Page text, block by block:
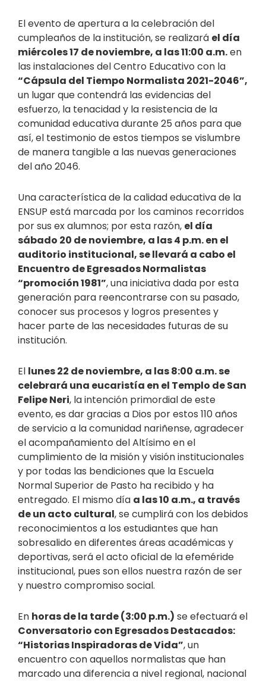
El evento de apertura a la celebración del
cumpleaños de la institución, se realizará el día
miércoles 17 de noviembre, a las 11:00 a.m.en
las instalaciones del Centro Educativo con la
“Cápsula del Tiempo Normalista 2021-2046”,
un lugar que contendrá las evidencias del
esfuerzo, la tenacidad y la resistencia de la
comunidad educativa durante 25 años para que
así, el testimonio de estos tiempos se vislumbre
de manera tangible a las nuevas generaciones
del año 2046.
Una característica de la calidad educativa de la
ENSUP está marcada por los caminos recorridos
por sus ex alumnos; por esta razón, el día
sábado 20 de noviembre, a las 4 p.m. en el
auditorio institucional, se llevará a cabo el
Encuentro de Egresados Normalistas
“promoción 1981”, una iniciativa dada por esta
generación para reencontrarse con su pasado,
conocer sus procesos y logros presentes y
hacer parte de las necesidades futuras de su
institución.
El lunes 22 de noviembre, a las 8:00 a.m. se
celebrará una eucaristía en el Templo de San
Felipe Neri, la intención primordial de este
evento, es dar gracias a Dios por estos 110 años
de servicio a la comunidad nariñense, agradecer
el acompañamiento del Altísimo en el
cumplimiento de la misión y visión institucionales
y por todas las bendiciones que la Escuela
Normal Superior de Pasto ha recibido y ha
entregado. El mismo día a las 10 a.m., a través
de un acto cultural, se cumplirá con los debidos
reconocimientos a los estudiantes que han
sobresalido en diferentes áreas académicas y
deportivas, será el acto oficial de la efeméride
institucional, pues son ellos nuestra razón de ser
y nuestro compromiso social.
En horas de la tarde (3:00 p.m.) se efectuará el
Conversatorio con Egresados Destacados:
“Historias Inspiradoras de Vida”, un
encuentro con aquellos normalistas que han
marcado una diferencia a nivel regional, nacional